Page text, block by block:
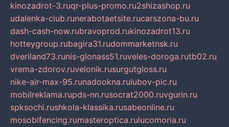
kinozadrot-3.ruqr-plus-promo.ru2shizashop.ru
udalenka-club.runerabotaetsite.rucarszona-bu.ru
dash-cash-now.rubravoprod.rukinozadrot13.ru
hotteygroup.rubagira31.rudommarketnsk.ru
dveriland73.runis-glonass51.ruveles-doroga.rutb02.ru
vrema-zdorov.ruvelonik.rusurgutgloss.ru
nike-air-max-95.runadookna.rulubov-pic.ru
mobilreklama.rupds-nn.rusocrat2000.ruvgurin.ru
spksochi.rushkola-klassika.rusabeonline.ru
mosoblfencing.rumasteroptica.rulucomoria.ru